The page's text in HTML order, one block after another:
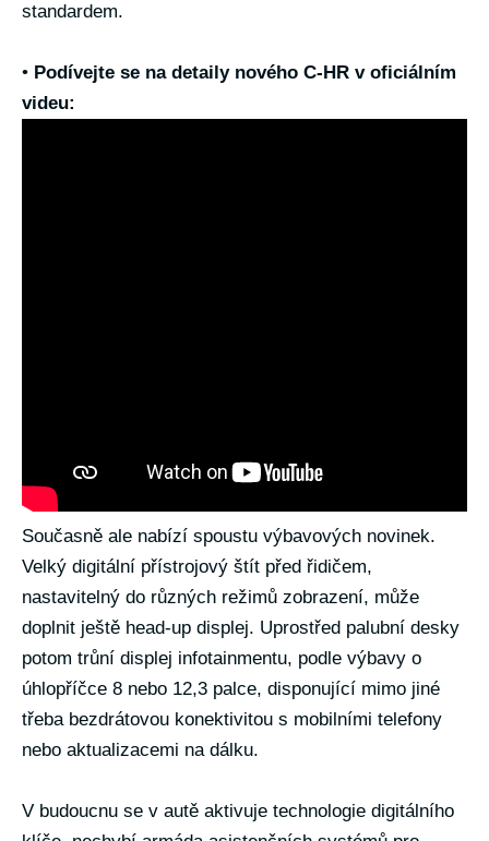
standardem.
• Podívejte se na detaily nového C-HR v oficiálním
videu:
Současně ale nabízí spoustu výbavových novinek.
Velký digitální přístrojový štít před řidičem,
nastavitelný do různých režimů zobrazení, může
doplnit ještě head-up displej. Uprostřed palubní desky
potom trůní displej infotainmentu, podle výbavy o
úhlopříčce 8 nebo 12,3 palce, disponující mimo jiné
třeba bezdrátovou konektivitou s mobilními telefony
nebo aktualizacemi na dálku.
V budoucnu se v autě aktivuje technologie digitálního